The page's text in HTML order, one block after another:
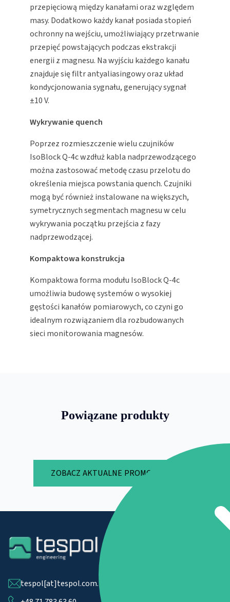
przepięciową między kanałami oraz względem
masy. Dodatkowo każdy kanał posiada stopień
ochronny na wejściu, umożliwiający przetrwanie
przepięć powstających podczas ekstrakcji
energii z magnesu. Na wyjściu każdego kanału
znajduje się filtr antyaliasingowy oraz układ
kondycjonowania sygnału, generujący sygnał
±10 V.
Wykrywanie quench
Poprzez rozmieszczenie wielu czujników
IsoBlock Q-4c wzdłuż kabla nadprzewodzącego
można zastosować metodę czasu przelotu do
określenia miejsca powstania quench. Czujniki
mogą być również instalowane na większych,
symetrycznych segmentach magnesu w celu
wykrywania początku przejścia z fazy
nadprzewodzącej.
Kompaktowa konstrukcja
Kompaktowa forma modułu IsoBlock Q-4c
umożliwia budowę systemów o wysokiej
gęstości kanałów pomiarowych, co czyni go
idealnym rozwiązaniem dla rozbudowanych
sieci monitorowania magnesów.
Powiązane produkty
ZOBACZ AKTUALNE PROMOCJE
tespol[at]tespol.com.pl